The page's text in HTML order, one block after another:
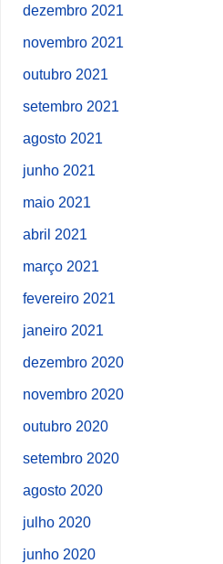
dezembro 2021
novembro 2021
outubro 2021
setembro 2021
agosto 2021
junho 2021
maio 2021
abril 2021
março 2021
fevereiro 2021
janeiro 2021
dezembro 2020
novembro 2020
outubro 2020
setembro 2020
agosto 2020
julho 2020
junho 2020